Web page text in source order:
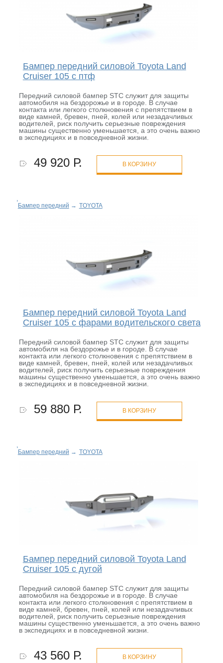
Бампер передний силовой Toyota Land
Cruiser 105 с птф
Передний силовой бампер STC служит для защиты
автомобиля на бездорожье и в городе. В случае
контакта или легкого столкновения с препятствием в
виде камней, бревен, пней, колей или незадачливых
водителей, риск получить серьезные повреждения
машины существенно уменьшается, а это очень важно
в экспедициях и в повседневной жизни.
49 920 Р. В КОРЗИНУ
Бампер передний → TOYOTA
Бампер передний силовой Toyota Land
Cruiser 105 с фарами водительского света
Передний силовой бампер STC служит для защиты
автомобиля на бездорожье и в городе. В случае
контакта или легкого столкновения с препятствием в
виде камней, бревен, пней, колей или незадачливых
водителей, риск получить серьезные повреждения
машины существенно уменьшается, а это очень важно
в экспедициях и в повседневной жизни.
59 880 Р. В КОРЗИНУ
Бампер передний → TOYOTA
Бампер передний силовой Toyota Land
Cruiser 105 с дугой
Передний силовой бампер STC служит для защиты
автомобиля на бездорожье и в городе. В случае
контакта или легкого столкновения с препятствием в
виде камней, бревен, пней, колей или незадачливых
водителей, риск получить серьезные повреждения
машины существенно уменьшается, а это очень важно
в экспедициях и в повседневной жизни.
43 560 Р. В КОРЗИНУ